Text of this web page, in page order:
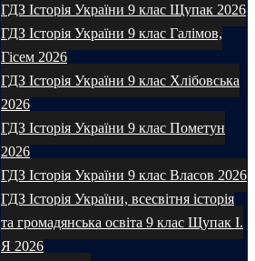
ГДЗ Історія України 9 клас Щупак 2026
ГДЗ Історія України 9 клас Галімов,
Гісем 2026
ГДЗ Історія України 9 клас Хлібовська
2026
ГДЗ Історія України 9 клас Пометун
2026
ГДЗ Історія України 9 клас Власов 2026
ГДЗ Історія України, всесвітня історія
та громадянська освіта 9 клас Щупак І.
Я 2026